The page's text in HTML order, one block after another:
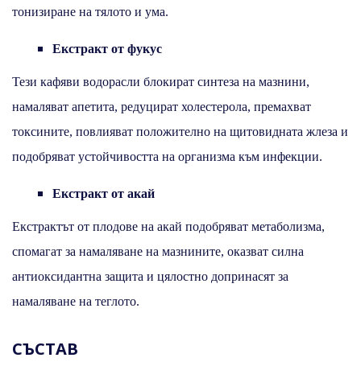
тонизиране на тялото и ума.
Екстракт от фукус
Тези кафяви водорасли блокират синтеза на мазнини,
намаляват апетита, редуцират холестерола, премахват
токсините, повлияват положително на щитовидната жлеза и
подобряват устойчивостта на организма към инфекции.
Екстракт от акай
Екстрактът от плодове на акай подобряват метаболизма,
спомагат за намаляване на мазнините, оказват силна
антиоксидантна защита и цялостно допринасят за
намаляване на теглото.
СЪСТАВ